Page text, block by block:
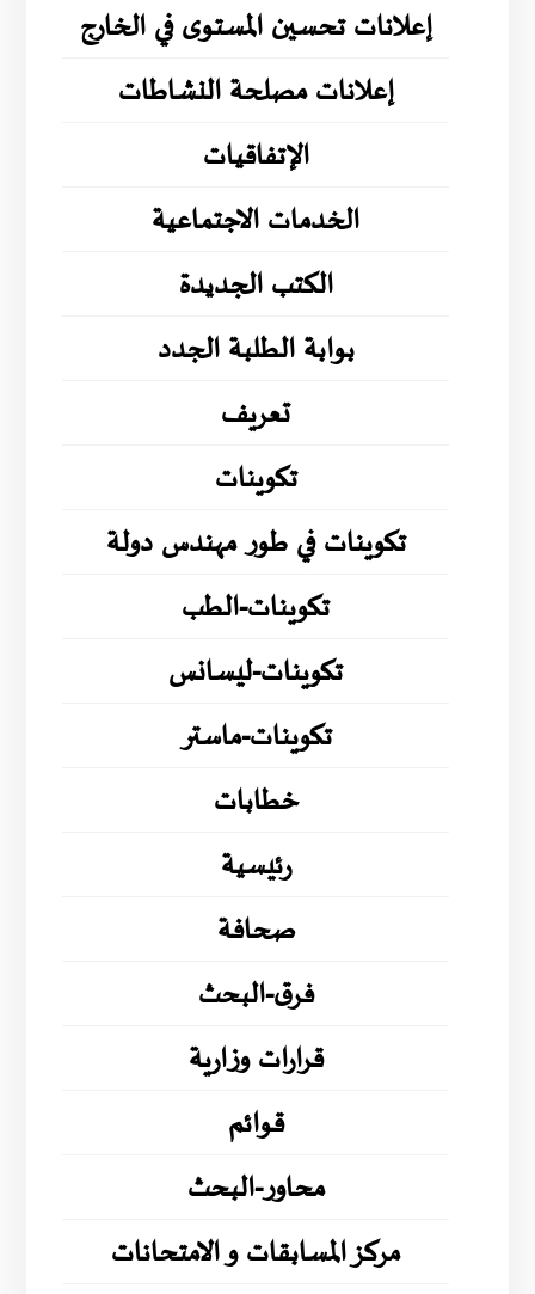
إعلانات تحسين المستوى في الخارج
إعلانات مصلحة النشاطات
الإتفاقيات
الخدمات الاجتماعية
الكتب الجديدة
بوابة الطلبة الجدد
تعريف
تكوينات
تكوينات في طور مهندس دولة
تكوينات-الطب
تكوينات-ليسانس
تكوينات-ماستر
خطابات
رئيسية
صحافة
فرق-البحث
قرارات وزارية
قوائم
محاور-البحث
مركز المسابقات و الامتحانات